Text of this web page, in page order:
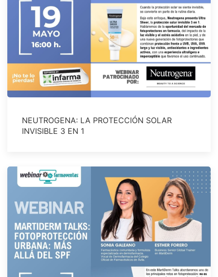
NEUTROGENA: LA PROTECCIÓN SOLAR
INVISIBLE 3 EN 1